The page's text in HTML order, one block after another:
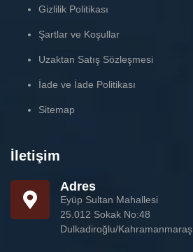
Gizlilik Politikası
Şartlar ve Koşullar
Uzaktan Satış Sözleşmesi
İade ve İade Politikası
Sitemap
İletişim
Adres
Eyüp Sultan Mahallesi
25.012 Sokak No:48
Dulkadiroğlu/Kahramanmaraş